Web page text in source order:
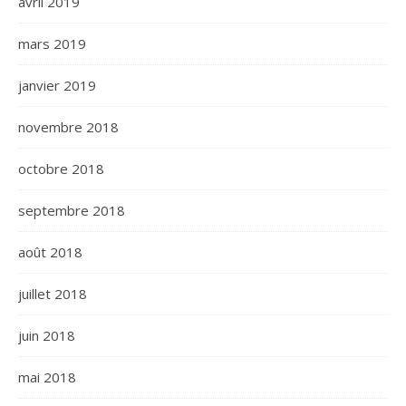
mars 2019
janvier 2019
novembre 2018
octobre 2018
septembre 2018
août 2018
juillet 2018
juin 2018
mai 2018